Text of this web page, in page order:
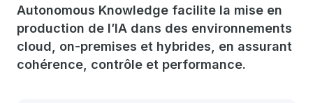
Autonomous Knowledge facilite la mise en
production de l’IA dans des environnements
cloud, on-premises et hybrides, en assurant
cohérence, contrôle et performance.